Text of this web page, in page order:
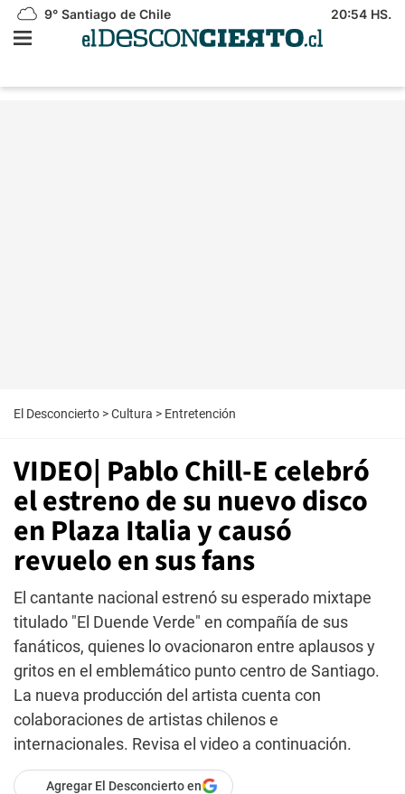
9° Santiago de Chile 20:54 HS.
El Desconcierto >Cultura > Entretención
VIDEO| Pablo Chill-E celebró
el estreno de su nuevo disco
en Plaza Italia y causó
revuelo en sus fans
El cantante nacional estrenó su esperado mixtape
titulado "El Duende Verde" en compañía de sus
fanáticos, quienes lo ovacionaron entre aplausos y
gritos en el emblemático punto centro de Santiago.
La nueva producción del artista cuenta con
colaboraciones de artistas chilenos e
internacionales. Revisa el video a continuación.
Agregar El Desconcierto en